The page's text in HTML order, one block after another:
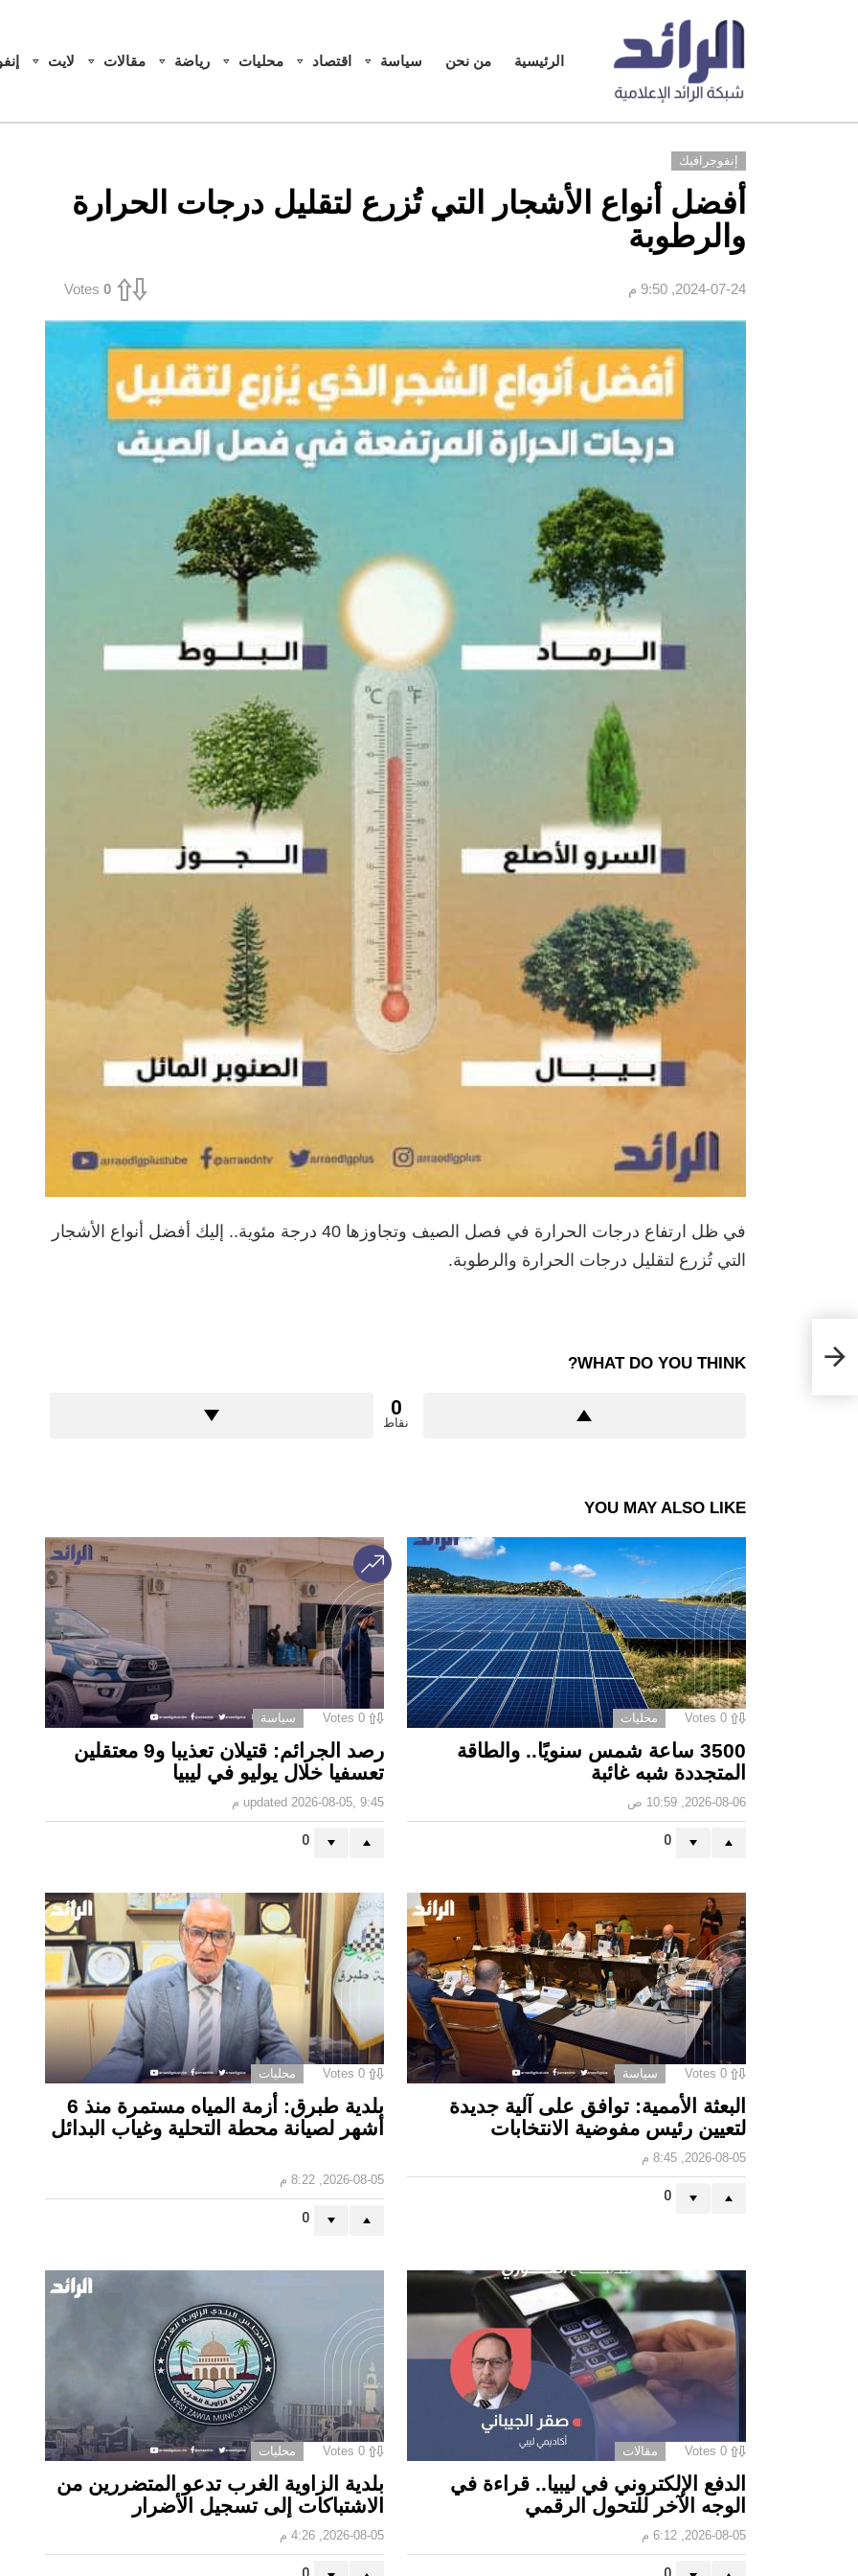
الرئيسية من نحن سياسة اقتصاد محليات رياضة مقالات لايت
إنفوجرافيك
أفضل أنواع الأشجار التي تُزرع لتقليل درجات الحرارة
والرطوبة
2024-07-24, 9:50 م 0
Votes
في ظل ارتفاع درجات الحرارة في فصل الصيف وتجاوزها 40 درجة مئوية.. إليك أفضل أنواع الأشجار
التي تُزرع لتقليل درجات الحرارة والرطوبة.
WHAT DO YOU THINK?
0
نقاط
YOU MAY ALSO LIKE
0
Votes محليات
3500 ساعة شمس سنويًا.. والطاقة
المتجددة شبه غائبة
2026-08-06, 10:59 ص
0
0
Votes سياسة
رصد الجرائم: قتيلان تعذيبا و9 معتقلين
تعسفيا خلال يوليو في ليبيا
updated 2026-08-05, 9:45 م
0
0
Votes سياسة
البعثة الأممية: توافق على آلية جديدة
لتعيين رئيس مفوضية الانتخابات
2026-08-05, 8:45 م
0
0
Votes محليات
بلدية طبرق: أزمة المياه مستمرة منذ 6
أشهر لصيانة محطة التحلية وغياب البدائل ‏
2026-08-05, 8:22 م
0
0
Votes مقالات
الدفع الإلكتروني في ليبيا.. قراءة في
الوجه الآخر للتحول الرقمي ‏
2026-08-05, 6:12 م
0
Votes محليات
بلدية الزاوية الغرب تدعو المتضررين من
الاشتباكات إلى تسجيل الأضرار
2026-08-05, 4:26 م